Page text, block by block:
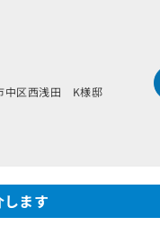
西浅田 K様邸
ます